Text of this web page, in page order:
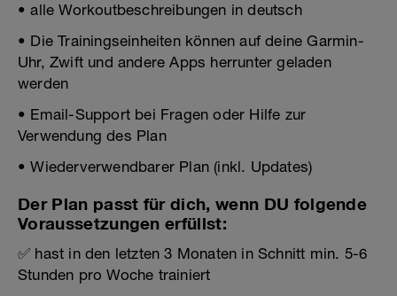
• alle Workoutbeschreibungen in deutsch
• Die Trainingseinheiten können auf deine Garmin-
Uhr, Zwift und andere Apps herrunter geladen
werden
• Email-Support bei Fragen oder Hilfe zur
Verwendung des Plan
• Wiederverwendbarer Plan (inkl. Updates)
Der Plan passt für dich, wenn DU folgende
Voraussetzungen erfüllst:
✅ hast in den letzten 3 Monaten in Schnitt min. 5-6
Stunden pro Woche trainiert